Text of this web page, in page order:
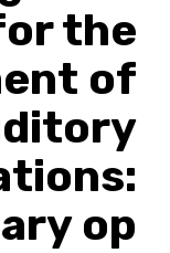
the
of
op...